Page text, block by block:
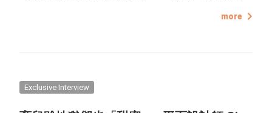
言童語的對話，都讓人想一看再看。
more
Exclusive Interview